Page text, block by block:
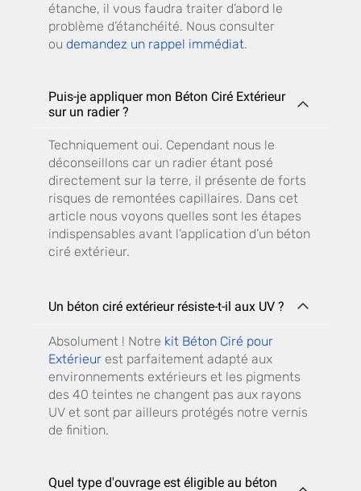
étanche, il vous faudra traiter d’abord le
problème d’étanchéité. Nous consulter
ou demandez un rappel immédiat.
Puis-je appliquer mon Béton Ciré Extérieur
sur un radier ?
Techniquement oui. Cependant nous le
déconseillons car un radier étant posé
directement sur la terre, il présente de forts
risques de remontées capillaires. Dans cet
article nous voyons quelles sont les étapes
indispensables avant l’application d’un béton
ciré extérieur.
Un béton ciré extérieur résiste-t-il aux UV ?
Absolument ! Notre kit Béton Ciré pour
Extérieur est parfaitement adapté aux
environnements extérieurs et les pigments
des 40 teintes ne changent pas aux rayons
UV et sont par ailleurs protégés notre vernis
de finition.
Quel type d'ouvrage est éligible au béton